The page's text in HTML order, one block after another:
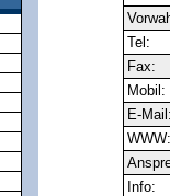
Tel:
Fax:
Mobil:
E-Mail:
WWW:
Info: